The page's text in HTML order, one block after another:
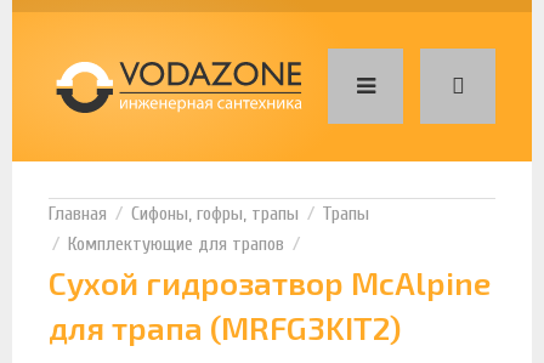
Сифоны, гофры, трапы
Трапы
Комплектующие для трапов
Сухой гидрозатвор McAlpine
для трапа (MRFG3KIT2)